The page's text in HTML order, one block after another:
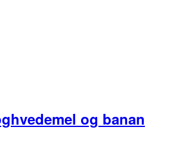
og banan